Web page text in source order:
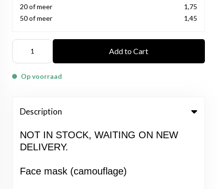
20 of meer
1,75
50 of meer
1,45
Add to Cart
Op voorraad
Description
NOT IN STOCK, WAITING ON NEW
DELIVERY.
Face mask (camouflage)